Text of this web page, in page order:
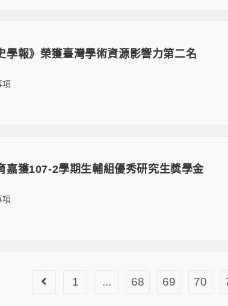
學報》榮獲臺灣學術資源影響力第二名
項
嘉獲107-2學期生輔組優秀研究生獎學金
項
1 ... 68 69 70